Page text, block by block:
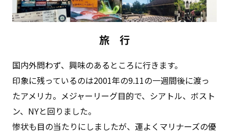
旅 ⾏
国内外問わず、興味のあるところに⾏きます。
印象に残っているのは2001年の9.11の⼀週間後に渡っ
たアメリカ。メジャーリーグ⽬的で、シアトル、ボスト
ン、NYと回りました。
惨状も⽬の当たりにしましたが、運よくマリナーズの優